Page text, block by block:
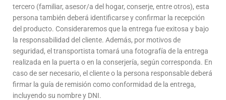
tercero (familiar, asesor/a del hogar, conserje, entre otros), esta
persona también deberá identificarse y confirmar la recepción
del producto. Consideraremos que la entrega fue exitosa y bajo
la responsabilidad del cliente. Además, por motivos de
seguridad, el transportista tomará una fotografía de la entrega
realizada en la puerta o en la conserjería, según corresponda. En
caso de ser necesario, el cliente o la persona responsable deberá
firmar la guía de remisión como conformidad de la entrega,
incluyendo su nombre y DNI.